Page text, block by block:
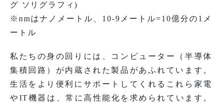
グ ソリグラフィ)
※nmはナノメートル、10-9メートル=10億分の1メ
ートル
私たちの身の回りには、コンピューター（半導体
集積回路）が内蔵された製品があふれています。
生活をより便利にサポートしてくれるこれら家電
やIT機器は、常に高性能化を求められています。